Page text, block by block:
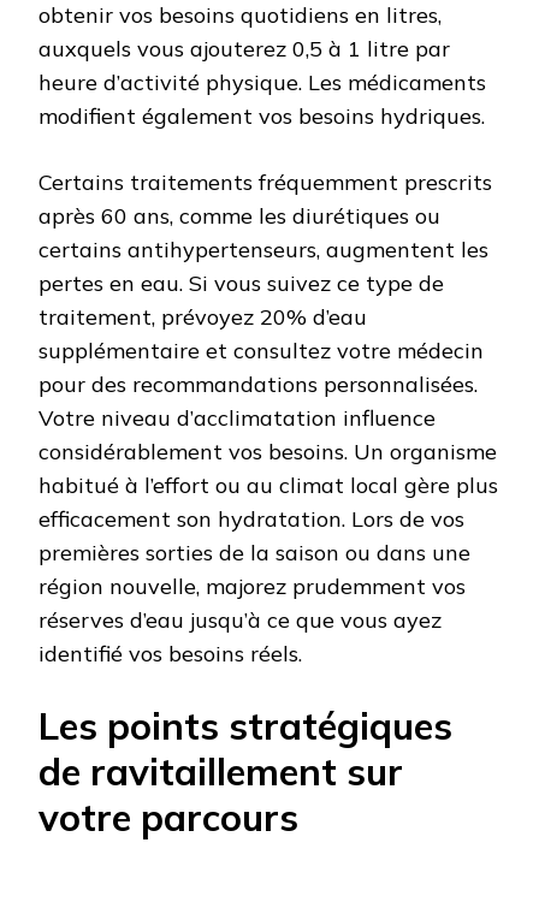
obtenir vos besoins quotidiens en litres,
auxquels vous ajouterez 0,5 à 1 litre par
heure d’activité physique. Les médicaments
modifient également vos besoins hydriques.
Certains traitements fréquemment prescrits
après 60 ans, comme les diurétiques ou
certains antihypertenseurs, augmentent les
pertes en eau. Si vous suivez ce type de
traitement, prévoyez 20% d’eau
supplémentaire et consultez votre médecin
pour des recommandations personnalisées.
Votre niveau d’acclimatation influence
considérablement vos besoins. Un organisme
habitué à l’effort ou au climat local gère plus
efficacement son hydratation. Lors de vos
premières sorties de la saison ou dans une
région nouvelle, majorez prudemment vos
réserves d’eau jusqu’à ce que vous ayez
identifié vos besoins réels.
Les points stratégiques
de ravitaillement sur
votre parcours